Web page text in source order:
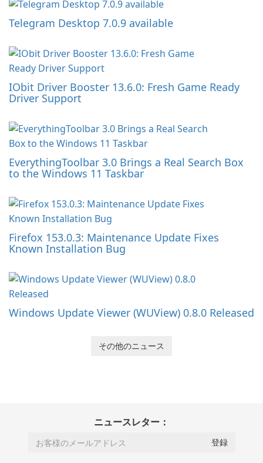
Telegram Desktop 7.0.9 available
IObit Driver Booster 13.6.0: Fresh Game Ready
Driver Support
EverythingToolbar 3.0 Brings a Real Search Box
to the Windows 11 Taskbar
Firefox 153.0.3: Maintenance Update Fixes
Known Installation Bug
Windows Update Viewer (WUView) 0.8.0 Released
その他のニュース
ニュースレター：